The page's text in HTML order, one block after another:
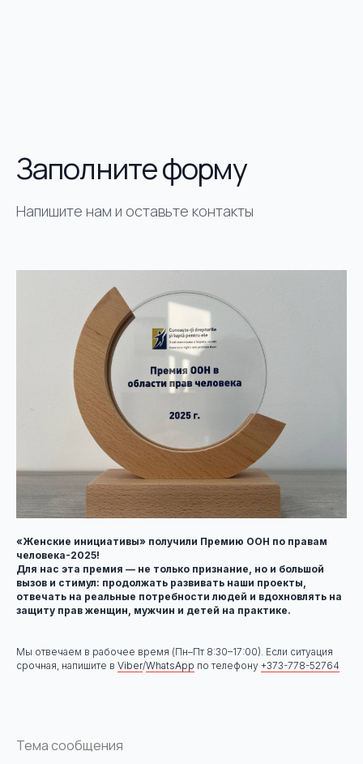
Заполните форму
Напишите нам и оставьте контакты
«Женские инициативы» получили Премию ООН по правам
человека-2025!
Для нас эта премия — не только признание, но и большой
вызов и стимул: продолжать развивать наши проекты,
отвечать на реальные потребности людей и вдохновлять на
защиту прав женщин, мужчин и детей на практике.
Мы отвечаем в рабочее время (Пн–Пт 8:30–17:00). Если ситуация
срочная, напишите в Viber/WhatsApp по телефону +373-778-52764